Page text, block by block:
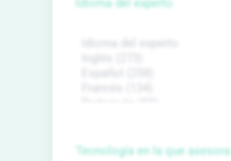
Idioma del experto
Tecnología en la que asesora